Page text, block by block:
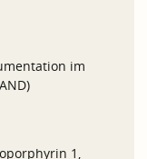
im
1,